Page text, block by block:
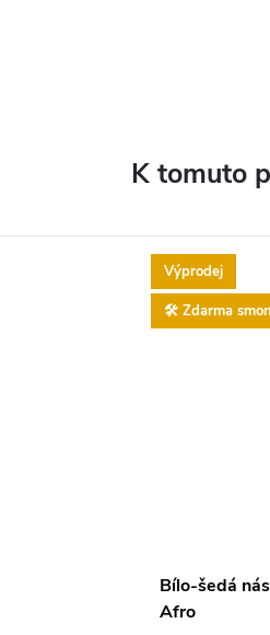
K tomuto
Výprodej
🛠️ Zdarma
Bílo-šedá
Afro